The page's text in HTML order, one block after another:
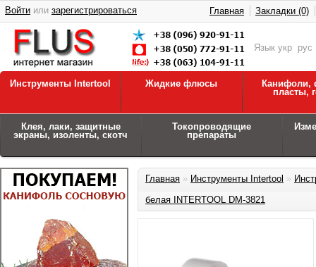
Язык укр рус
Войти или зарегистрироваться Главная Закладки (0)
Инструменты Intertool Жидкие флюсы
Канифоли,
пласты,
Клея, лаки, защитные
экраны, изоленты, скотч
Токопроводящие
препараты
Главная » Инструменты Intertool »
белая INTERTOOL DM-3821